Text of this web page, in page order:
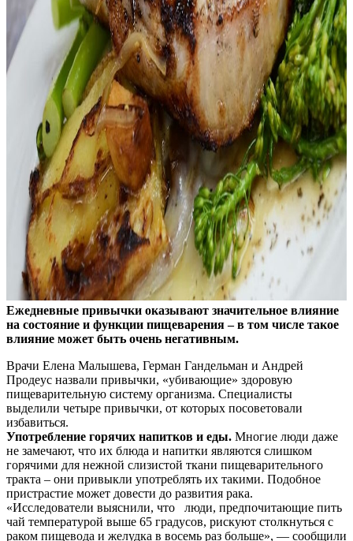
Ежедневные привычки оказывают значительное влияние
на состояние и функции пищеварения – в том числе такое
влияние может быть очень негативным.
Врачи Елена Малышева, Герман Гандельман и Андрей
Продеус назвали привычки, «убивающие» здоровую
пищеварительную систему организма. Специалисты
выделили четыре привычки, от которых посоветовали
избавиться.
Употребление горячих напитков и еды. Многие люди даже
не замечают, что их блюда и напитки являются слишком
горячими для нежной слизистой ткани пищеварительного
тракта – они привыкли употреблять их такими. Подобное
пристрастие может довести до развития рака.
«Исследователи выяснили, что люди, предпочитающие пить
чай температурой выше 65 градусов, рискуют столкнуться с
раком пищевода и желудка в восемь раз больше», — сообщили